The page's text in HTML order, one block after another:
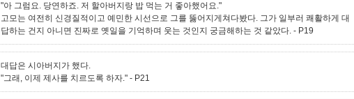
"아 그럼요. 당연하죠. 저 할아버지랑 밥 먹는 거 좋아했어요."
고모는 여전히 신경질적이고 예민한 시선으로 그를 뚫어지게쳐다봤다. 그가 일부러 쾌활하게 대
답하는 건지 아니면 진짜로 옛일을 기억하며 웃는 것인지 궁금해하는 것 같았다. - P19
대답은 시아버지가 했다.
"그래, 이제 제사를 치르도록 하자." - P21